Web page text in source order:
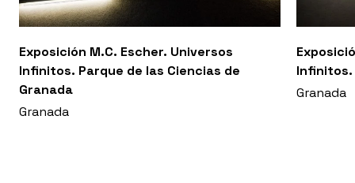
Exposición M.C. Escher. Universos
Infinitos. Parque de las Ciencias de
Granada
Granada
Infinitos.
Granada